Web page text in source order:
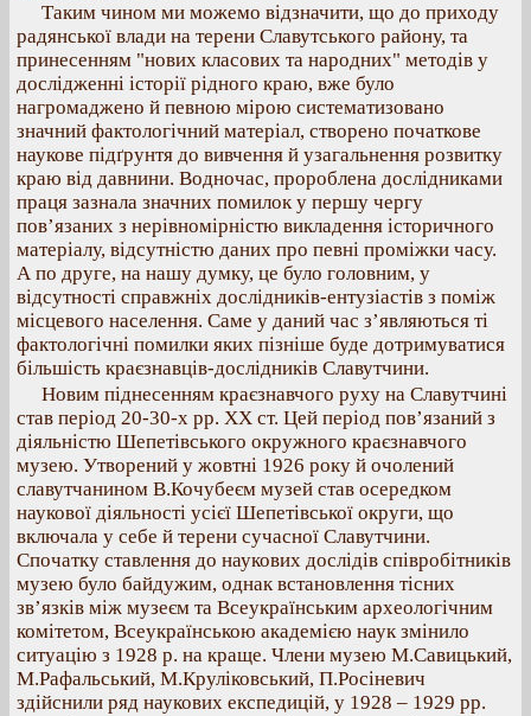
Таким чином ми можемо відзначити, що до приходу
радянської влади на терени Славутського району, та
принесенням "нових класових та народних" методів у
дослідженні історії рідного краю, вже було
нагромаджено й певною мірою систематизовано
значний фактологічний матеріал, створено початкове
наукове підґрунтя до вивчення й узагальнення розвитку
краю від давнини. Водночас, пророблена дослідниками
праця зазнала значних помилок у першу чергу
пов’язаних з нерівномірністю викладення історичного
матеріалу, відсутністю даних про певні проміжки часу.
А по друге, на нашу думку, це було головним, у
відсутності справжніх дослідників-ентузіастів з поміж
місцевого населення. Саме у даний час з’являються ті
фактологічні помилки яких пізніше буде дотримуватися
більшість краєзнавців-дослідників Славутчини.
Новим піднесенням краєзнавчого руху на Славутчині
став період 20-30-х рр. ХХ ст. Цей період пов’язаний з
діяльністю Шепетівського окружного краєзнавчого
музею. Утворений у жовтні 1926 року й очолений
славутчанином В.Кочубеєм музей став осередком
наукової діяльності усієї Шепетівської округи, що
включала у себе й терени сучасної Славутчини.
Спочатку ставлення до наукових дослідів співробітників
музею було байдужим, однак встановлення тісних
зв’язків між музеєм та Всеукраїнським археологічним
комітетом, Всеукраїнською академією наук змінило
ситуацію з 1928 р. на краще. Члени музею М.Савицький,
М.Рафальський, М.Круліковський, П.Росіневич
здійснили ряд наукових експедицій, у 1928 – 1929 рр.